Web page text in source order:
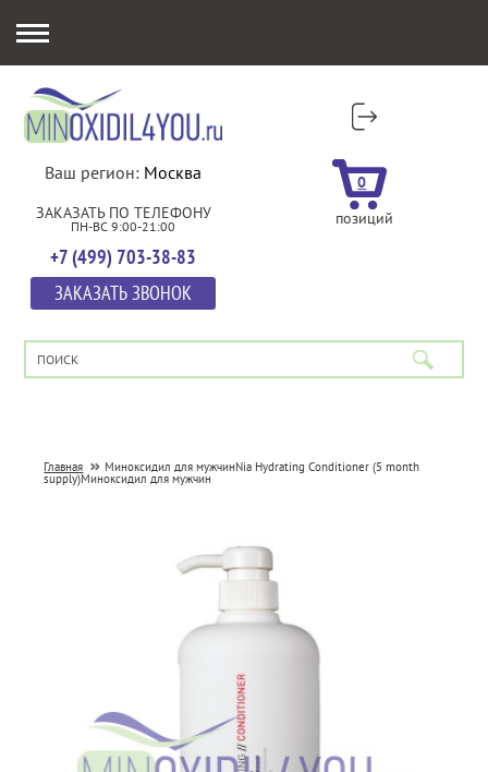
Ваш регион: Москва
ЗАКАЗАТЬ ПО ТЕЛЕФОНУ
ПН-ВС 9:00-21:00
+7 (499) 703-38-83
ЗАКАЗАТЬ ЗВОНОК
0
позиций
Главная Миноксидил для мужчинNia Hydrating Conditioner (5 month
supply)Миноксидил для мужчин